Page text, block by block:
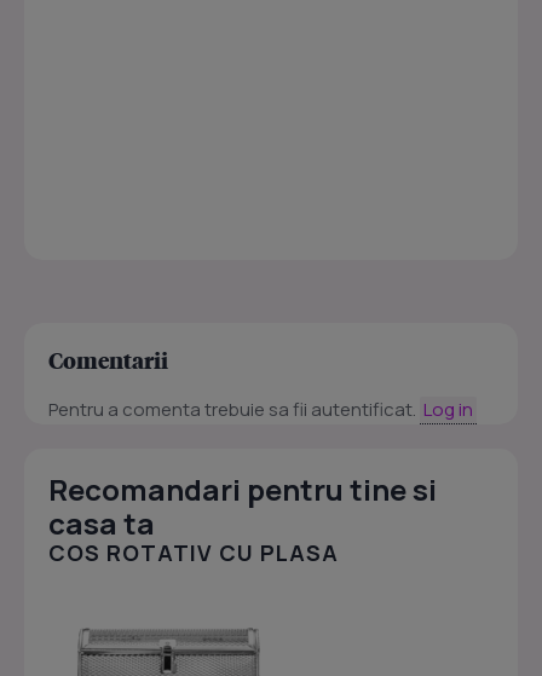
Comentarii
Pentru a comenta trebuie sa fii autentificat. Log in
Recomandari pentru tine si
casa ta
COS ROTATIV CU PLASA